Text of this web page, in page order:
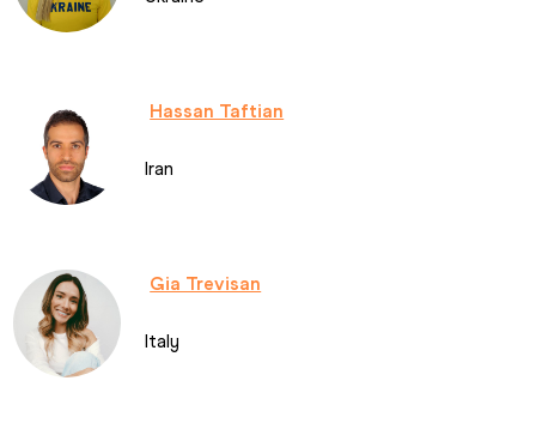
Hassan Taftian
Iran
Gia Trevisan
Italy